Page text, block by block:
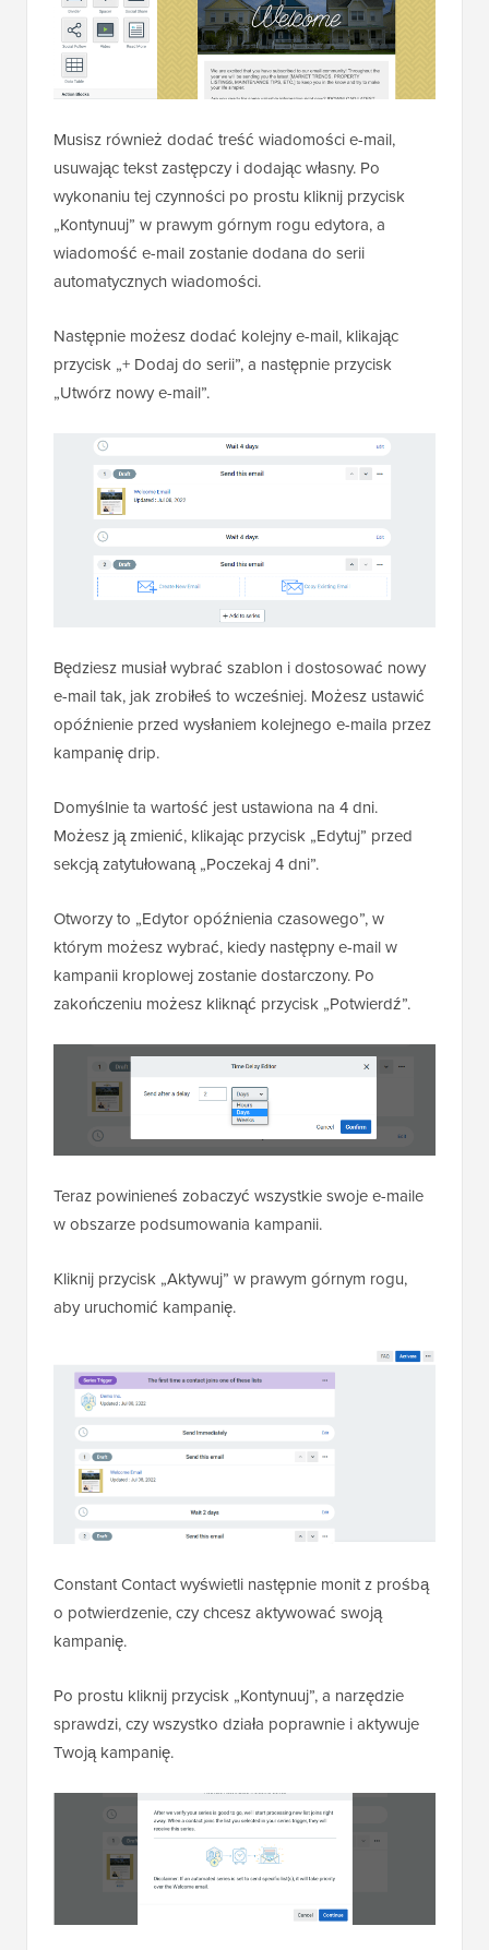
Musisz również dodać treść wiadomości e-mail,
usuwając tekst zastępczy i dodając własny. Po
wykonaniu tej czynności po prostu kliknij przycisk
„Kontynuuj” w prawym górnym rogu edytora, a
wiadomość e-mail zostanie dodana do serii
automatycznych wiadomości.
Następnie możesz dodać kolejny e-mail, klikając
przycisk „+ Dodaj do serii”, a następnie przycisk
„Utwórz nowy e-mail”.
Będziesz musiał wybrać szablon i dostosować nowy
e-mail tak, jak zrobiłeś to wcześniej. Możesz ustawić
opóźnienie przed wysłaniem kolejnego e-maila przez
kampanię drip.
Domyślnie ta wartość jest ustawiona na 4 dni.
Możesz ją zmienić, klikając przycisk „Edytuj” przed
sekcją zatytułowaną „Poczekaj 4 dni”.
Otworzy to „Edytor opóźnienia czasowego”, w
którym możesz wybrać, kiedy następny e-mail w
kampanii kroplowej zostanie dostarczony. Po
zakończeniu możesz kliknąć przycisk „Potwierdź”.
Teraz powinieneś zobaczyć wszystkie swoje e-maile
w obszarze podsumowania kampanii.
Kliknij przycisk „Aktywuj” w prawym górnym rogu,
aby uruchomić kampanię.
Constant Contact wyświetli następnie monit z prośbą
o potwierdzenie, czy chcesz aktywować swoją
kampanię.
Po prostu kliknij przycisk „Kontynuuj”, a narzędzie
sprawdzi, czy wszystko działa poprawnie i aktywuje
Twoją kampanię.